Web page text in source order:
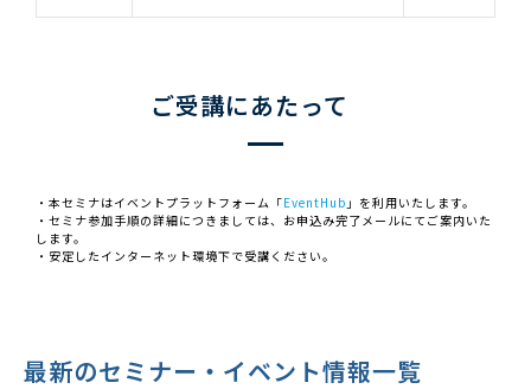
ご受講にあたって
・本セミナはイベントプラットフォーム「EventHub 」を利用いたします。
・セミナ参加手順の詳細につきましては、お申込み完了メールにてご案内いた
します。
・安定したインターネット環境下で受講ください。
最新のセミナー・イベント情報一覧